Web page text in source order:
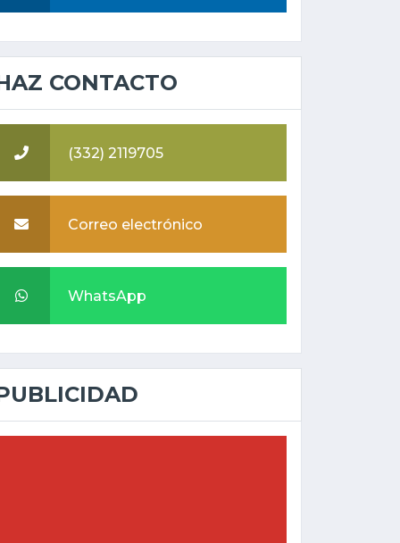
CONTACTO
(332) 2119705
Correo electrónico
WhatsApp